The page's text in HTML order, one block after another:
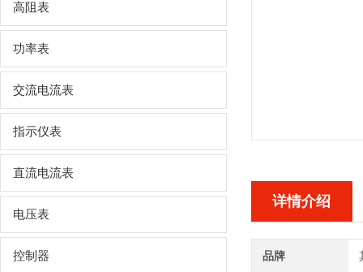
高阻表
功率表
交流电流表
指示仪表
直流电流表
电压表
控制器
详情介绍
品牌